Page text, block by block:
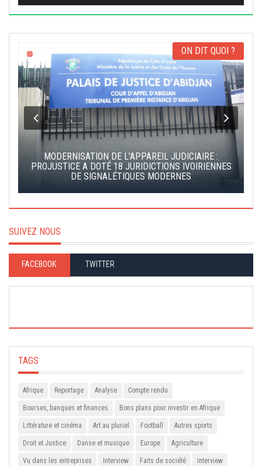
ON DIT QUOI ?
MODERNISATION DE L’APPAREIL JUDICIAIRE :
PROJUSTICE A DOTÉ 18 JURIDICTIONS IVOIRIENNES
DE SIGNALÉTIQUES MODERNES
SUIVEZ NOUS
FACEBOOK TWITTER
TAGS
Afrique Reportage Analyse Compte rendu
Bourses, banques et finances Bons plans pour investir en Afrique
Littérature et cinéma Art au pluriel Football Autres sports
Droit et Justice Danse et musique Europe Agriculture
Vu dans les entreprises Interview Faits de société Interview